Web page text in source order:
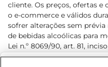
cliente. Os preços, ofertas e
o e-commerce e válidos
sofrer alterações sem
de bebidas alcoólicas para
Lei n.º 8069/90, art. 81,
Adolescente). Preços e